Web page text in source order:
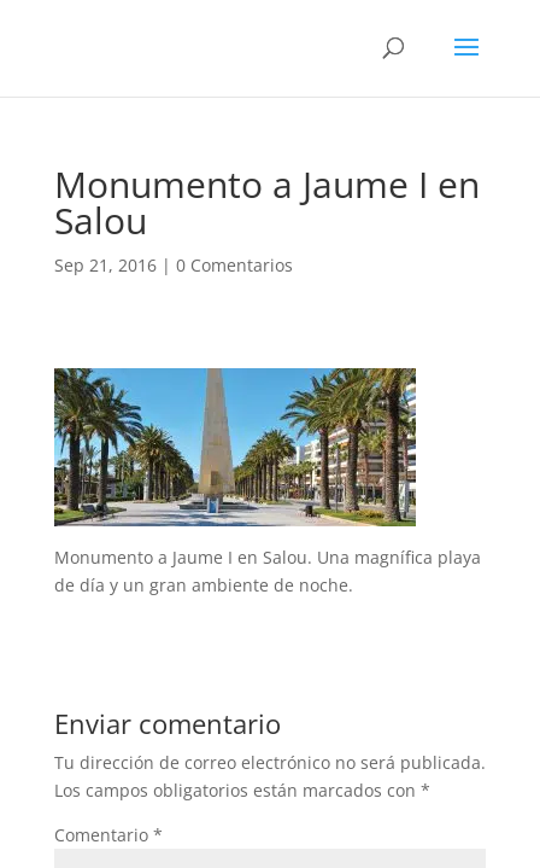
Monumento a Jaume I en
Salou
Sep 21, 2016| 0 Comentarios
Monumento a Jaume I en Salou. Una magnífica playa
de día y un gran ambiente de noche.
Enviar comentario
Tu dirección de correo electrónico no será publicada.
Los campos obligatorios están marcados con *
Comentario *